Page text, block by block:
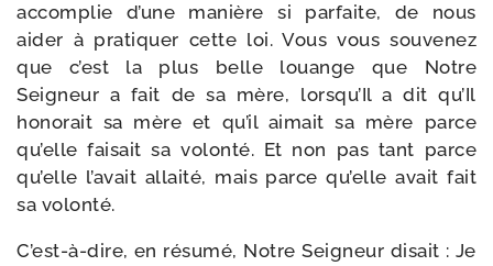
accom­plie d’une manière si par­faite, de nous
aider à pra­ti­quer cette loi. Vous vous sou­ve­nez
que c’est la plus belle louange que Notre
Seigneur a fait de sa mère, lorsqu’Il a dit qu’Il
hono­rait sa mère et qu’il aimait sa mère parce
qu’elle fai­sait sa volon­té. Et non pas tant parce
qu’elle l’avait allai­té, mais parce qu’elle avait fait
sa volonté.
C’est-à-dire, en résu­mé, Notre Seigneur disait : Je